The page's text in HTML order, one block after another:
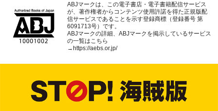
ABJマークは、この電子書店・電子書籍配信サービス
が、著作権者からコンテンツ使用許諾を得た正規版配
信サービスであることを示す登録商標（登録番号 第
6091713号）です。
ABJマークの詳細、ABJマークを掲示しているサービス
の一覧はこちら
→https://aebs.or.jp/